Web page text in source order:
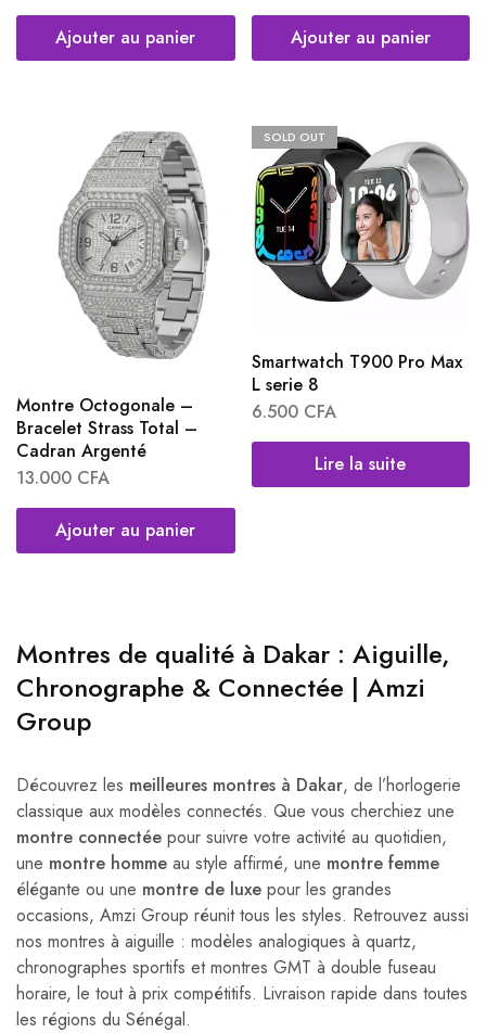
Ajouter au panier Ajouter au panier
Montre Octogonale –
Bracelet Strass Total –
Cadran Argenté
13.000 CFA
Ajouter au panier
SOLD OUT
Smartwatch T900 Pro Max
L serie 8
6.500 CFA
Lire la suite
Montres de qualité à Dakar : Aiguille,
Chronographe & Connectée | Amzi
Group
Découvrez les meilleures montres à Dakar, de l’horlogerie
classique aux modèles connectés. Que vous cherchiez une
montre connectée pour suivre votre activité au quotidien,
une montre homme au style affirmé, une montre femme
élégante ou une montre de luxe pour les grandes
occasions, Amzi Group réunit tous les styles. Retrouvez aussi
nos montres à aiguille : modèles analogiques à quartz,
chronographes sportifs et montres GMT à double fuseau
horaire, le tout à prix compétitifs. Livraison rapide dans toutes
les régions du Sénégal.